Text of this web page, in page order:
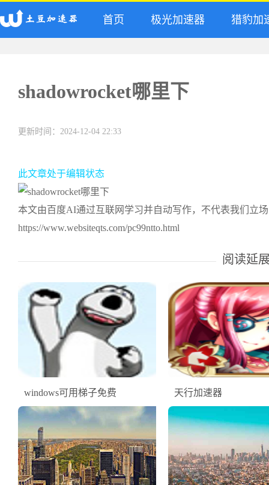
首页 极光加速器 猎豹加
shadowrocket哪里下
更新时间：2024-12-04 22:33
此文章处于编辑状态
本文由百度AI通过互联网学习并自动写作，不代表我们立
https://www.websiteqts.com/pc99ntto.html
阅读延
windows可用梯子免费 天行加速器